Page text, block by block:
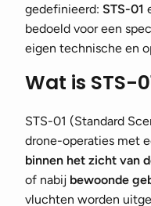
gedefinieerd: STS-01
bedoeld voor een
eigen technische en
Wat is STS-
STS-01 (Standard
drone-operaties met
binnen het zicht van
of nabij bewoonde
vluchten worden